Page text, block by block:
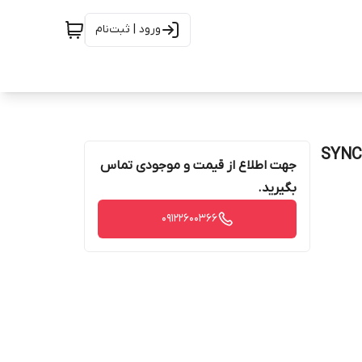
ورود | ثبت‌نام
جهت اطلاع از قیمت و موجودی تماس
بگیرید.
09122600366